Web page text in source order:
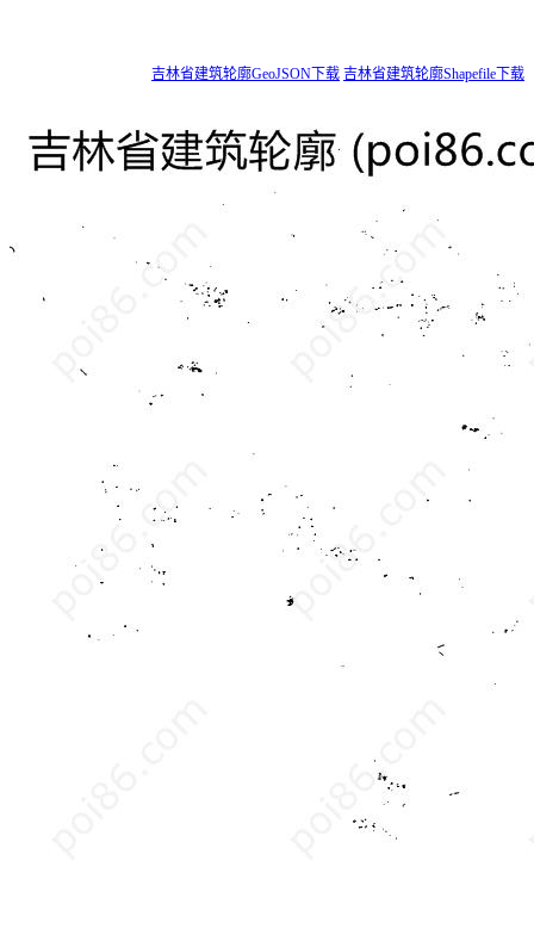
吉林省建筑轮廓GeoJSON下载 吉林省建筑轮廓Shapefile下载